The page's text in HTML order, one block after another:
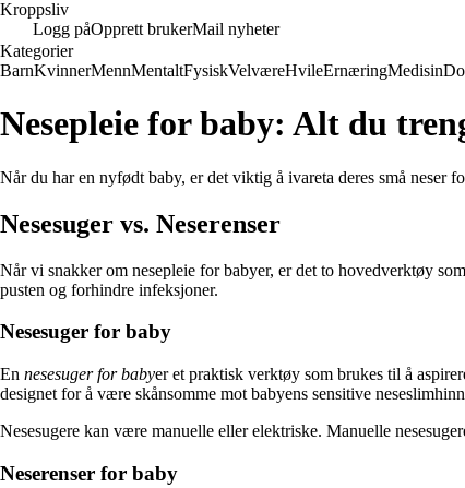
Kroppsliv
Logg påOpprett brukerMail nyheter
Kategorier
BarnKvinnerMennMentaltFysiskVelværeHvileErnæringMedisin
Nesepleie for baby: Alt du
Når du har en nyfødt baby, er det viktig å ivareta deres små neser
Nesesuger vs. Neserenser
Når vi snakker om nesepleie for babyer, er det to hovedverktøy
pusten og forhindre infeksjoner.
Nesesuger for baby
En nesesuger for babyer et praktisk verktøy som brukes til å
designet for å være skånsomme mot babyens sensitive
Nesesugere kan være manuelle eller elektriske. Manuelle
Neserenser for baby